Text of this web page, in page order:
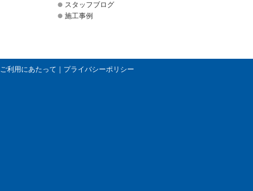
スタッフブログ
施工事例
ご利用にあたって プライバシーポリシー